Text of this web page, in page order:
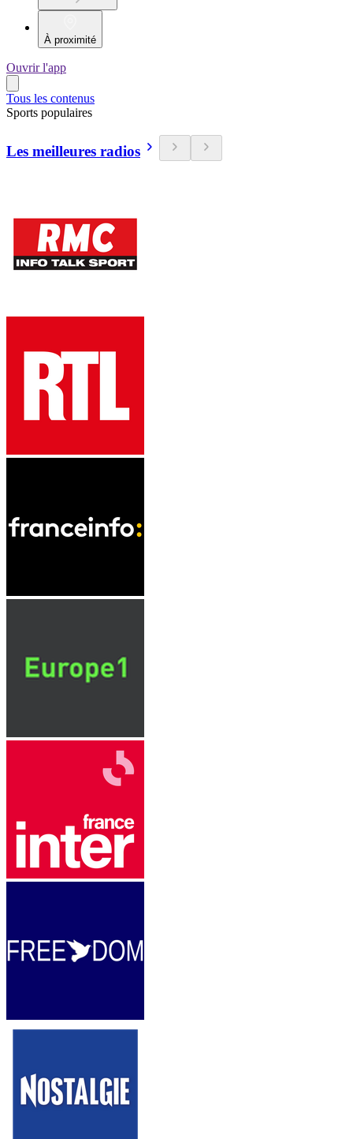
À proximité
Ouvrir l'app
Tous les contenus
Sports populaires
Les meilleures radios